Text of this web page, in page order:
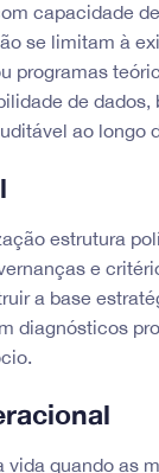
capacidade
se limitam à
programas
de dados,
ao longo
estrutura
e
a base
diagnósticos
vida quando as